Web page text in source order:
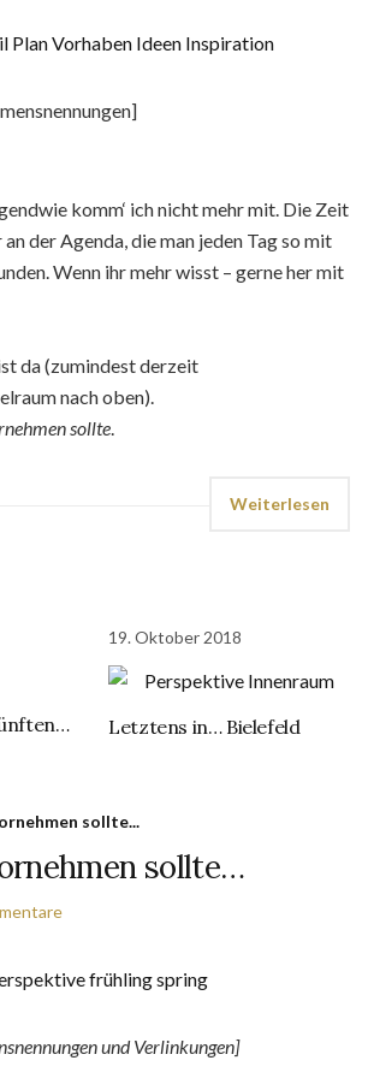
komm‘ ich nicht mehr mit. Die Zeit
der Agenda, die man jeden Tag so mit
Wenn ihr mehr wisst – gerne her mit
da (zumindest derzeit
nach oben).
sollte.
Weiterlesen
19. Oktober 2018
Letztens in… Bielefeld
sollte...
sollte…
und Verlinkungen]